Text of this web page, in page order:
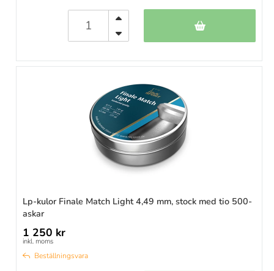
Lp-kulor Finale Match Light 4,49 mm, stock med tio 500-
askar
1 250 kr
inkl. moms
Beställningsvara